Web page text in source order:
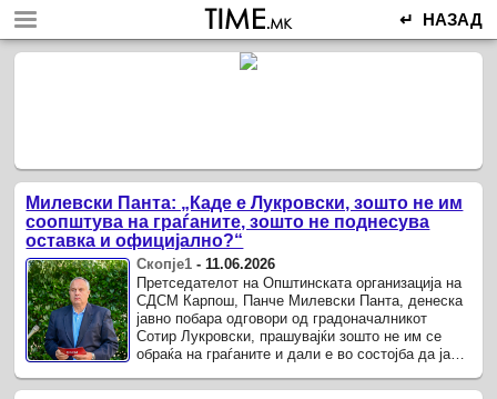
↵ НАЗАД
Милевски Панта: „Каде е Лукровски, зошто не им
соопштува на граѓаните, зошто не поднесува
оставка и официјално?“
Скопје1 - 11.06.2026
Претседателот на Општинската организација на
СДСМ Карпош, Панче Милевски Панта, денеска
јавно побара одговори од градоначалникот
Сотир Лукровски, прашувајќи зошто не им се
обраќа на граѓаните и дали е во состојба да ја